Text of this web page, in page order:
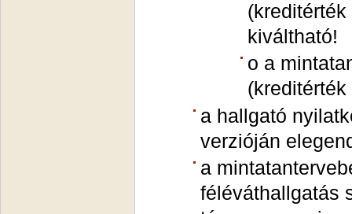
kiváltható!
o a
a hallgató
verzióján
a
féléváthallgatás